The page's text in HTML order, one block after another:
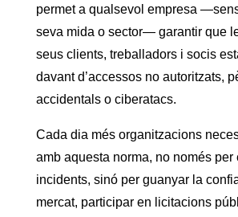
permet a qualsevol empresa
seva mida o sector— garantir que
seus clients, treballadors i socis
davant d’accessos no autoritzats,
accidentals o ciberatacs.
Cada dia més organitzacions
amb aquesta norma, no només per
incidents, sinó per guanyar la
mercat, participar en licitacions